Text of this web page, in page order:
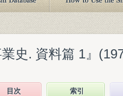
史. 資料篇 1』
目次 索引